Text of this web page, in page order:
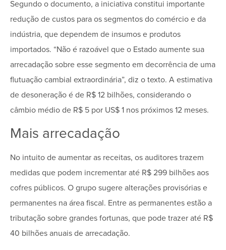
Segundo o documento, a iniciativa constitui importante
redução de custos para os segmentos do comércio e da
indústria, que dependem de insumos e produtos
importados. “Não é razoável que o Estado aumente sua
arrecadação sobre esse segmento em decorrência de uma
flutuação cambial extraordinária”, diz o texto. A estimativa
de desoneração é de R$ 12 bilhões, considerando o
câmbio médio de R$ 5 por US$ 1 nos próximos 12 meses.
Mais arrecadação
No intuito de aumentar as receitas, os auditores trazem
medidas que podem incrementar até R$ 299 bilhões aos
cofres públicos. O grupo sugere alterações provisórias e
permanentes na área fiscal. Entre as permanentes estão a
tributação sobre grandes fortunas, que pode trazer até R$
40 bilhões anuais de arrecadação.